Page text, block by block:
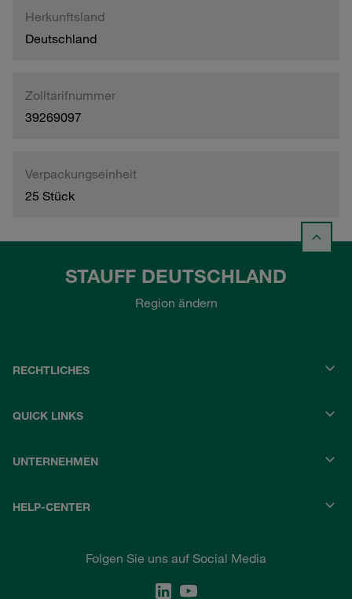
Herkunftsland
Deutschland
Zolltarifnummer
39269097
Verpackungseinheit
25 Stück
STAUFF DEUTSCHLAND
Region ändern
RECHTLICHES
QUICK LINKS
UNTERNEHMEN
HELP-CENTER
Folgen Sie uns auf Social Media